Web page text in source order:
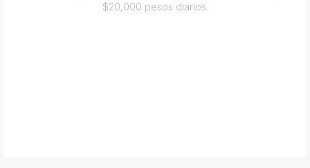
$20,000 pesos diarios.